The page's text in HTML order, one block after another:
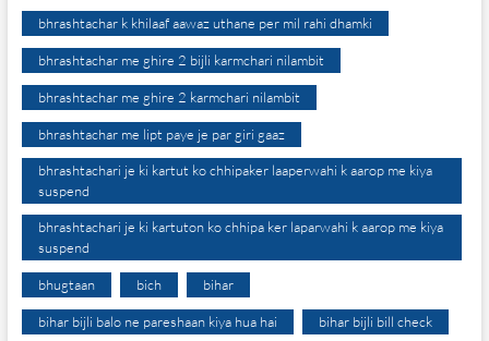
bhrashtachar k khilaaf aawaz uthane per mil rahi dhamki
bhrashtachar me ghire 2 bijli karmchari nilambit
bhrashtachar me ghire 2 karmchari nilambit
bhrashtachar me lipt paye je par giri gaaz
bhrashtachari je ki kartut ko chhipaker laaperwahi k aarop me kiya
suspend
bhrashtachari je ki kartuton ko chhipa ker laparwahi k aarop me kiya
suspend
bhugtaan bich bihar
bihar bijli balo ne pareshaan kiya hua hai bihar bijli bill check